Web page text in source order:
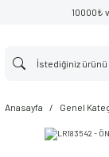
10000₺
Anasayfa Genel